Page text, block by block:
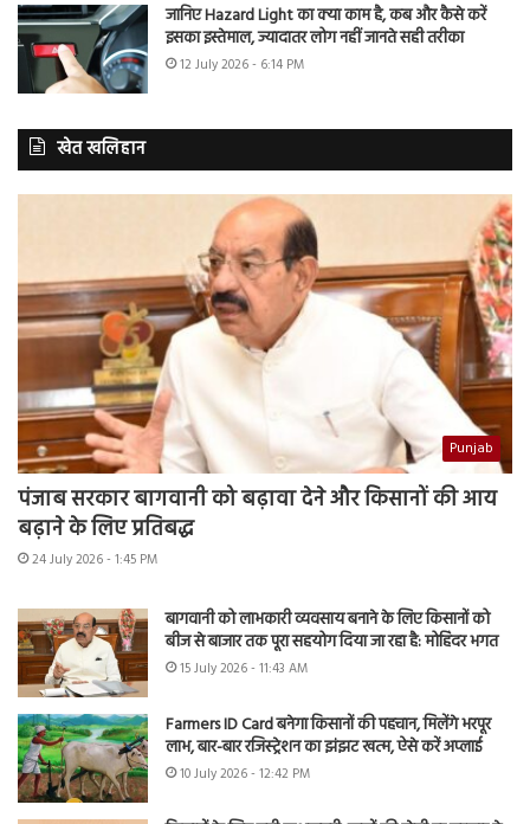
जानिए Hazard Light का क्या काम है, कब और कैसे करें
इसका इस्तेमाल, ज्यादातर लोग नहीं जानते सही तरीका
12 July 2026 - 6:14 PM
खेत खलिहान
Punjab
पंजाब सरकार बागवानी को बढ़ावा देने और किसानों की आय
बढ़ाने के लिए प्रतिबद्ध
24 July 2026 - 1:45 PM
बागवानी को लाभकारी व्यवसाय बनाने के लिए किसानों को
बीज से बाजार तक पूरा सहयोग दिया जा रहा है: मोहिंदर भगत
15 July 2026 - 11:43 AM
Farmers ID Card बनेगा किसानों की पहचान, मिलेंगे भरपूर
लाभ, बार-बार रजिस्ट्रेशन का झंझट खत्म, ऐसे करें अप्लाई
10 July 2026 - 12:42 PM